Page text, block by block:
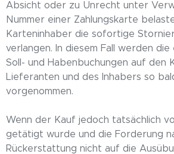
Absicht oder zu Unrecht unter
Nummer einer Zahlungskarte
Karteninhaber die sofortige
verlangen. In diesem Fall werden
Soll- und Habenbuchungen auf den
Lieferanten und des Inhabers so
vorgenommen.
Wenn der Kauf jedoch tatsächlich
getätigt wurde und die Forderung
Rückerstattung nicht auf die